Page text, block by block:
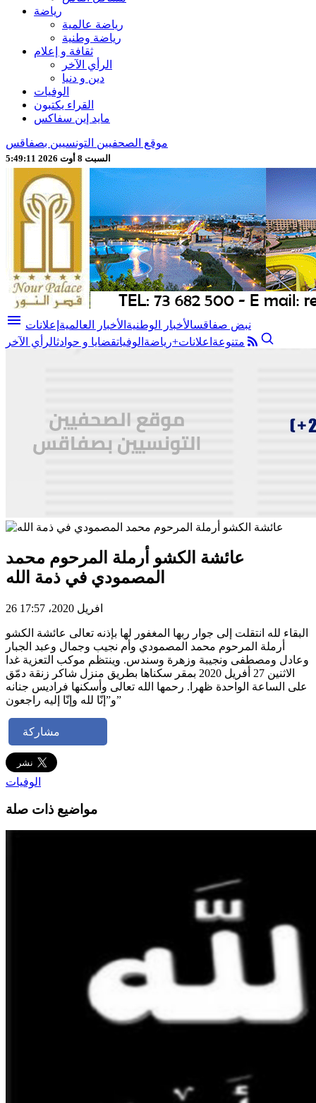
رياضة
رياضة عالمية
رياضة وطنية
ثقافة و إعلام
الرأي الآخر
دين و دنيا
الوفيات
القراء يكتبون
مايد إين سفاكس
موقع الصحفيين التونسيين بصفاقس
السبت 8 أوت 2026 5:49:12
menu نبض صفاقسالأخبار الوطنية الأخبار العالمية إعلانات
متنوعة اعلانات+رياضة الوفياتقضايا و حوادثالرأي الآخر
عائشة الكشو أرملة المرحوم محمد
المصمودي في ذمة الله
26 افريل 2020، 17:57
البقاء لله انتقلت إلى جوار ربها المغفور لها بإذنه تعالى عائشة الكشو
أرملة المرحوم محمد المصمودي وأم نجيب وجمال وعبد الجبار
وعادل ومصطفى ونجيبة وزهرة وسندس. وينتظم موكب التعزية غدا
الاثنين 27 أفريل 2020 بمقر سكناها بطريق منزل شاكر زنقة دمّق
على الساعة الواحدة ظهرا. رحمها الله تعالى وأسكنها فراديس جنانه
و”إنّا لله وإنّا إليه راجعون”
مشاركة
الوفيات
مواضيع ذات صلة